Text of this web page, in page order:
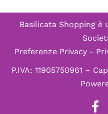
Basilicata Shopping è
Preferenze Privacy-
P.IVA: 11905750961 –